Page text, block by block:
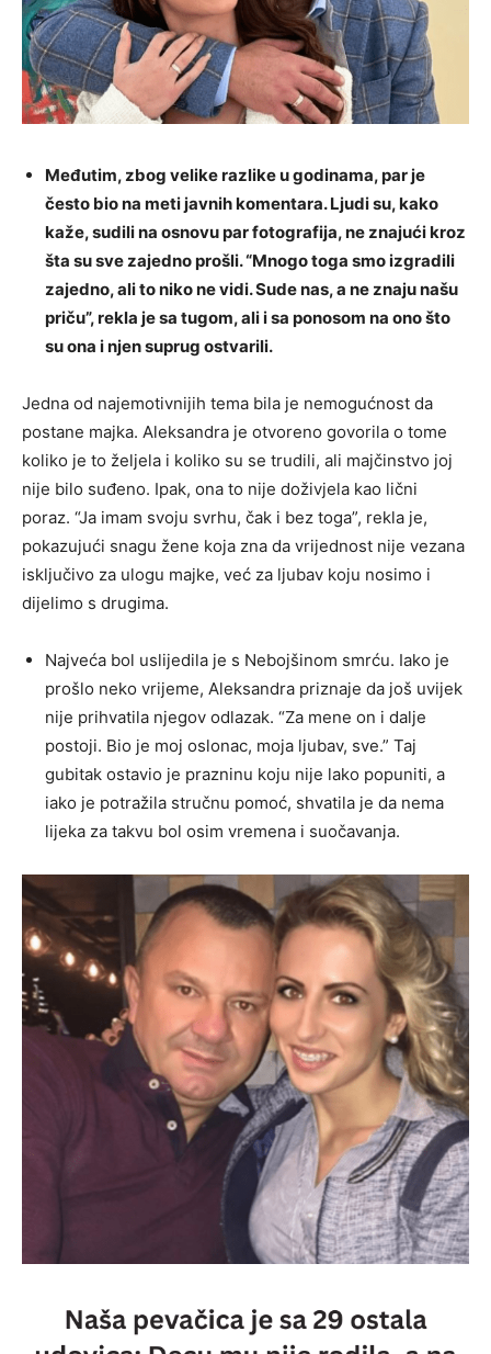
Međutim, zbog velike razlike u godinama, par je
često bio na meti javnih komentara. Ljudi su, kako
kaže, sudili na osnovu par fotografija, ne znajući kroz
šta su sve zajedno prošli. “Mnogo toga smo izgradili
zajedno, ali to niko ne vidi. Sude nas, a ne znaju našu
priču”, rekla je sa tugom, ali i sa ponosom na ono što
su ona i njen suprug ostvarili.
Jedna od najemotivnijih tema bila je nemogućnost da
postane majka. Aleksandra je otvoreno govorila o tome
koliko je to željela i koliko su se trudili, ali majčinstvo joj
nije bilo suđeno. Ipak, ona to nije doživjela kao lični
poraz. “Ja imam svoju svrhu, čak i bez toga”, rekla je,
pokazujući snagu žene koja zna da vrijednost nije vezana
isključivo za ulogu majke, već za ljubav koju nosimo i
dijelimo s drugima.
Najveća bol uslijedila je s Nebojšinom smrću. Iako je
prošlo neko vrijeme, Aleksandra priznaje da još uvijek
nije prihvatila njegov odlazak. “Za mene on i dalje
postoji. Bio je moj oslonac, moja ljubav, sve.” Taj
gubitak ostavio je prazninu koju nije lako popuniti, a
iako je potražila stručnu pomoć, shvatila je da nema
lijeka za takvu bol osim vremena i suočavanja.